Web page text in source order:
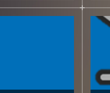
13/10/2022